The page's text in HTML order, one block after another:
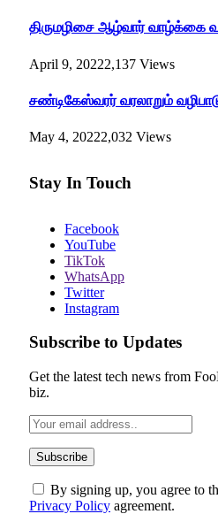
திருமழிசை ஆழ்வார் வாழ்க்கை
April 9, 20222,137 Views
சண்டிகேஸ்வரர் வரலாறும்
May 4, 20222,032 Views
Stay In Touch
Facebook
YouTube
TikTok
WhatsApp
Twitter
Instagram
Subscribe to Updates
Get the latest tech news from
biz.
By signing up, you agree to
Privacy Policy agreement.